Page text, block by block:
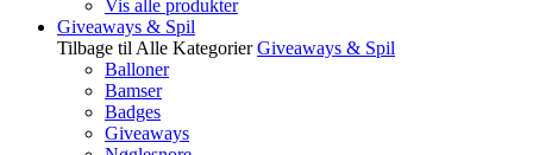
Vis alle produkter
Giveaways & Spil
Tilbage til Alle Kategorier Giveaways & Spil
Balloner
Bamser
Badges
Giveaways